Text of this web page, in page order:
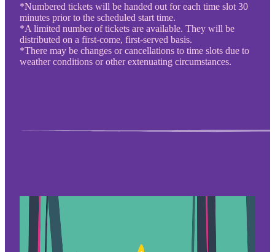
*Numbered tickets will be handed out for each time slot 30
minutes prior to the scheduled start time.
*A limited number of tickets are available. They will be
distributed on a first-come, first-served basis.
*There may be changes or cancellations to time slots due to
weather conditions or other extenuating circumstances.